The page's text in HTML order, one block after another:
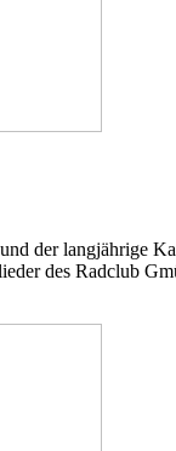
der langjährige
des Radclub